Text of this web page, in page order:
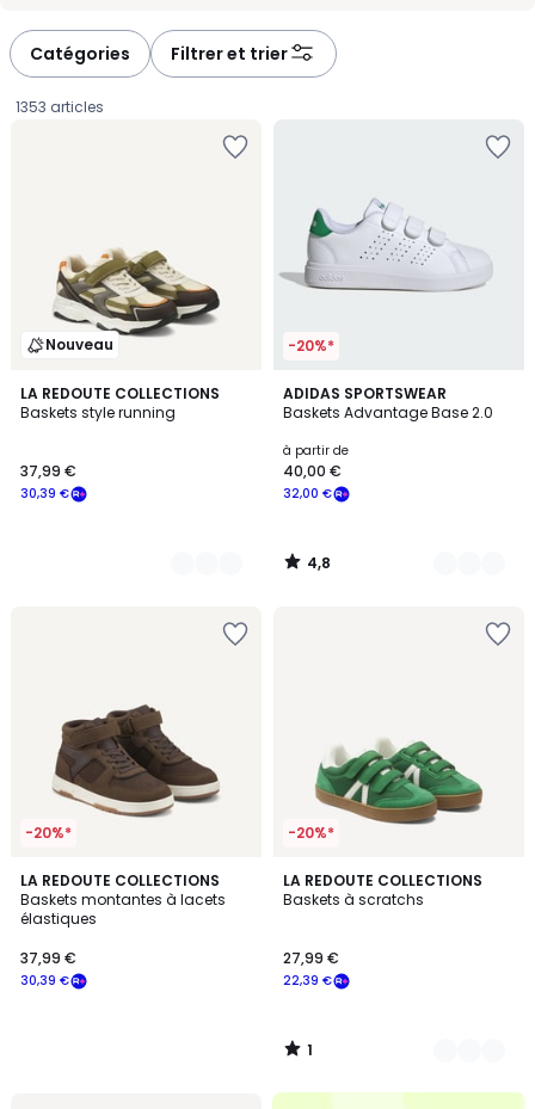
Catégories Filtrer et trier
1353 articles
Nouveau
LA REDOUTE COLLECTIONS
Baskets style running
€
souscrivez
30,39 €
37,99 €
2
Couleurs
-20%*
ADIDAS SPORTSWEAR
Baskets Advantage Base 2.0
à partir de
32,00 €
40,00 €
4,8
/ 5
7
Couleurs
4,8
/
-20%*
LA REDOUTE COLLECTIONS
Baskets montantes à lacets
élastiques
30,39 €
37,99 €
-20%*
LA REDOUTE COLLECTIONS
Baskets à scratchs
22,39 €
27,99 €
1
/
2
Couleurs
1
/